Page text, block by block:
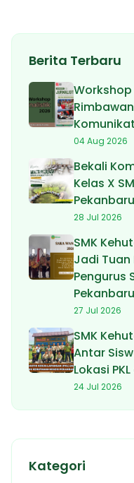
Berita Terbaru
04 Aug 2026
Bekali
Kelas X
28 Jul 2026
SMK
Jadi Tuan
Pengurus
Pekanbaru
27 Jul 2026
SMK
Antar
Lokasi
24 Jul 2026
Kategori